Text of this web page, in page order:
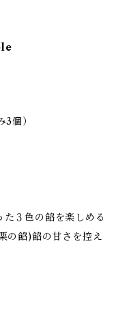
個）
３色の餡を楽しめる
の餡)餡の甘さを控え